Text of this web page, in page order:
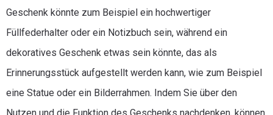
Geschenk könnte zum Beispiel ein hochwertiger
Füllfederhalter oder ein Notizbuch sein, während ein
dekoratives Geschenk etwas sein könnte, das als
Erinnerungsstück aufgestellt werden kann, wie zum Beispiel
eine Statue oder ein Bilderrahmen. Indem Sie über den